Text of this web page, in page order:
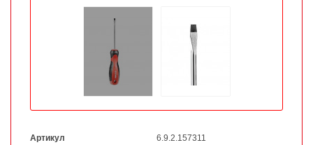
Артикул 6.9.2.157311